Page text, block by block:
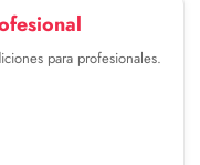
para profesionales.